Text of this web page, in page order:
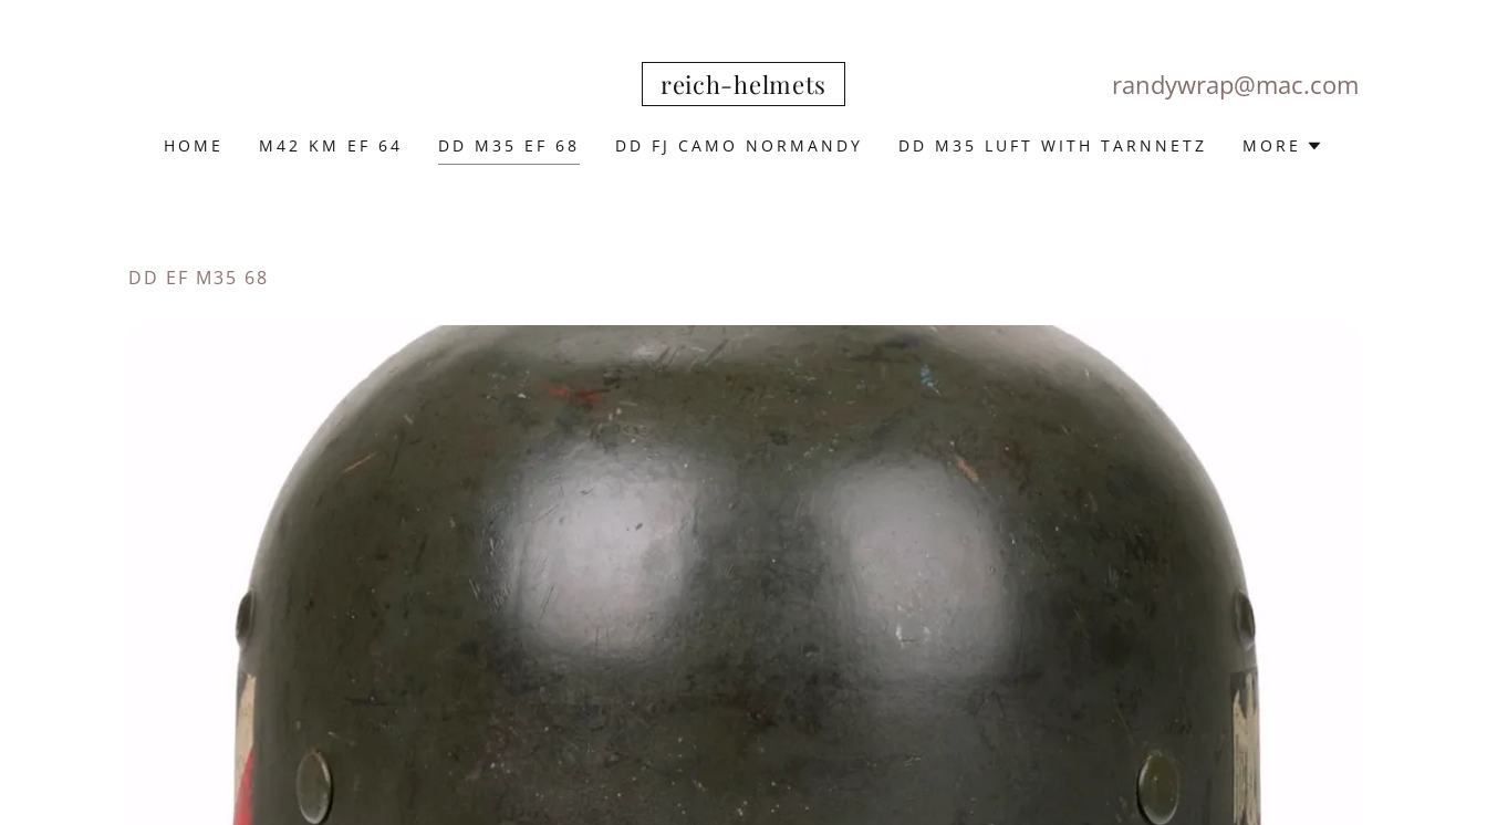
reich-helmets randywrap@mac.com
HOME M42 KM EF 64 DD M35 EF 68 DD FJ CAMO NORMANDY DD M35 LUFT WITH TARNNETZ MORE
DD EF M35 68